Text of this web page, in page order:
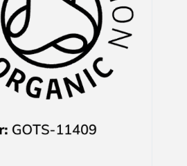
danach direkt sehe
freundlich per E-Mail
mitgeteilt und auch
nachher den Preis
wieder erstattet aber
habe mich trotzdem
geärgert.